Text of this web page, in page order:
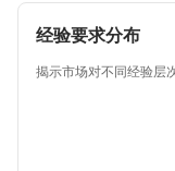
经验要求分布
揭示市场对不同经验层